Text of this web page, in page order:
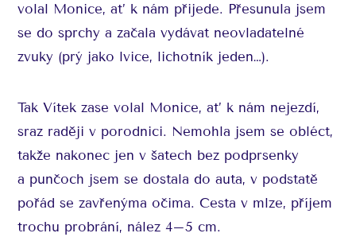
volal Monice, ať k nám přijede. Přesunula jsem
se do sprchy a začala vydávat neovladatelné
zvuky (prý jako lvice, lichotník jeden…).
Tak Vítek zase volal Monice, ať k nám nejezdí,
sraz raději v porodnici. Nemohla jsem se obléct,
takže nakonec jen v šatech bez podprsenky
a punčoch jsem se dostala do auta, v podstatě
pořád se zavřenýma očima. Cesta v mlze, příjem
trochu probrání, nález 4–5 cm.